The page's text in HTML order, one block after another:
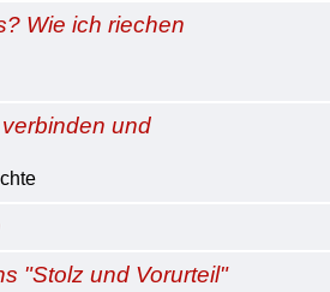
Wie ich riechen
und
"Stolz und Vorurteil"